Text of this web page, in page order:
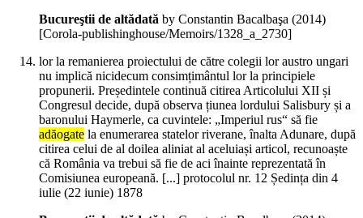
Bucureştii de altădată by Constantin Bacalbaşa (2014)
[Corola-publishinghouse/Memoirs/1328_a_2730]
lor la remanierea proiectului de către colegii lor austro ungari
nu implică nicidecum consimțimântul lor la principiele
propunerii. Președintele continuă citirea Articolului XII și
Congresul decide, după observa țiunea lordului Salisbury și a
baronului Haymerle, ca cuvintele: „Imperiul rus“ să fie
adăogate la enumerarea statelor riverane, înalta Adunare, după
citirea celui de al doilea aliniat al aceluiași articol, recunoaște
că România va trebui să fie de aci înainte reprezentată în
Comisiunea europeană. [...] protocolul nr. 12 Ședința din 4
iulie (22 iunie) 1878